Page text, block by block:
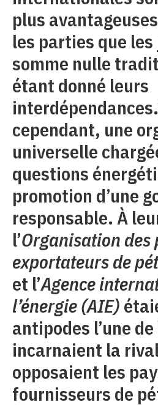
plus
les parties que les
somme nulle
étant donné leurs
cependant, une
universelle
questions
promotion d’une
responsable. À
l’Organisation des
exportateurs de
et l’Agence
l’énergie (AIE)
antipodes l’une
incarnaient la
opposaient les
fournisseurs de